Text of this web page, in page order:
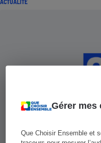
Gérer mes
Que Choisir Ensemble et